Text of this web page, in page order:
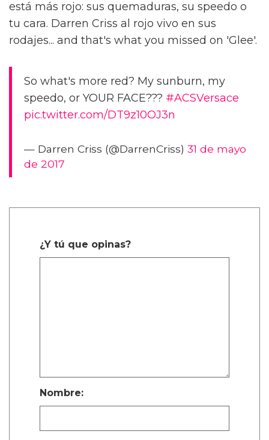
está más rojo: sus quemaduras, su speedo o
tu cara. Darren Criss al rojo vivo en sus
rodajes... and that's what you missed on 'Glee'.
So what's more red? My sunburn, my
speedo, or YOUR FACE??? #ACSVersace
pic.twitter.com/DT9z10OJ3n
— Darren Criss (@DarrenCriss) 31 de mayo
de 2017
¿Y tú que opinas?
Nombre: